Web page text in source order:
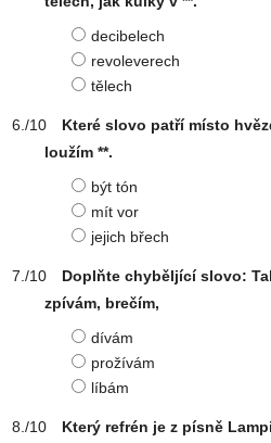
decibelech
revoleverech
tělech
Které slovo patří místo
loužím **.
být tón
mít vor
jejich břech
Doplňte chyběljící slovo:
zpívám, brečím,
dívám
prožívám
líbám
Který refrén je z písně